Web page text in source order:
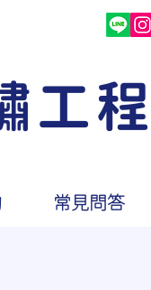
工程
常見問答